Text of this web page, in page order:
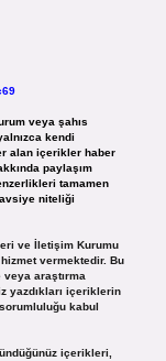
veya şahıs
kendi
alan içerikler haber
paylaşım
tamamen
niteliği
ve İletişim Kurumu
hizmet vermektedir. Bu
araştırma
yazdıkları içeriklerin
kabul
içerikleri,